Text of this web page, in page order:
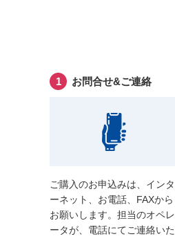
お問合せ&ご連絡
ご購入のお申込みは、インタ
ーネット、お電話、FAXから
お願いします。担当のオペレ
ータが、電話にてご連絡いた